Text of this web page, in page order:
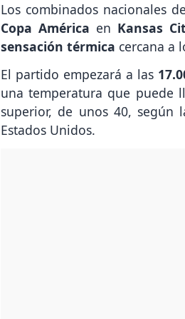
Los combinados nacionales de
Copa América en Kansas
sensación térmica cercana a
El partido empezará a las
una temperatura que puede
superior, de unos 40, según
Estados Unidos.